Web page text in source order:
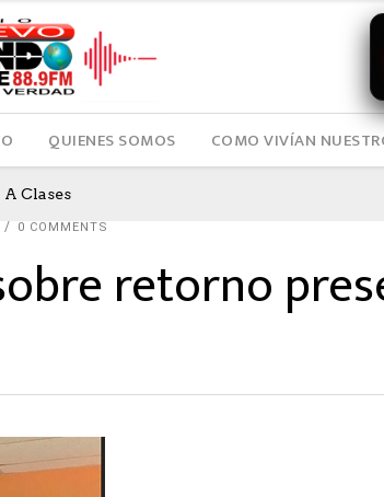
QUIENES SOMOS COMO VIVÍAN
Clases
0 COMMENTS
retorno